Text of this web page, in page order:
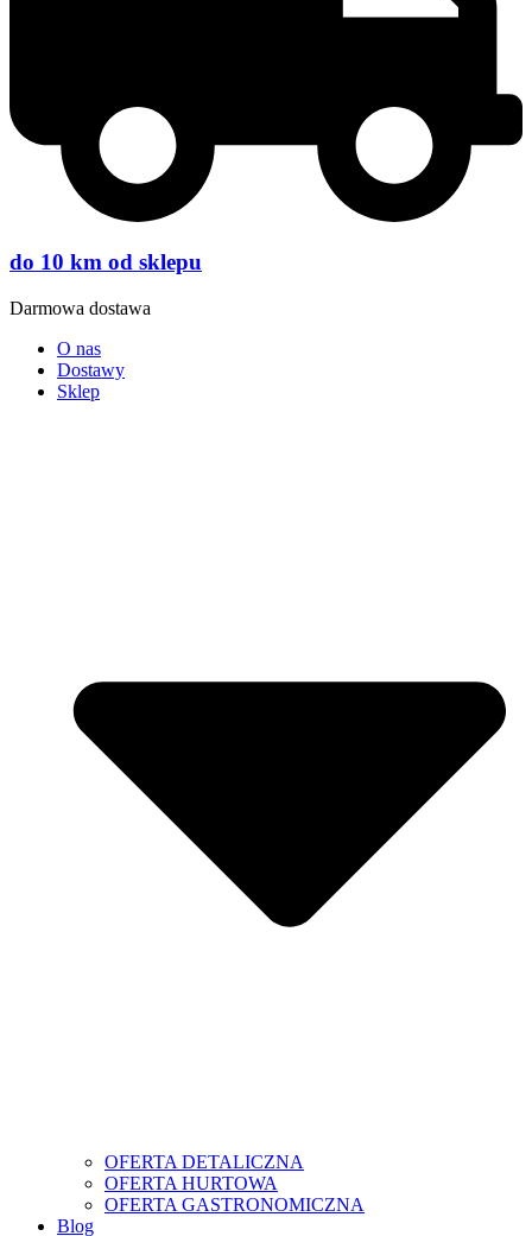
do 10 km od sklepu
Darmowa dostawa
O nas
Dostawy
Sklep
OFERTA DETALICZNA
OFERTA HURTOWA
OFERTA GASTRONOMICZNA
Blog